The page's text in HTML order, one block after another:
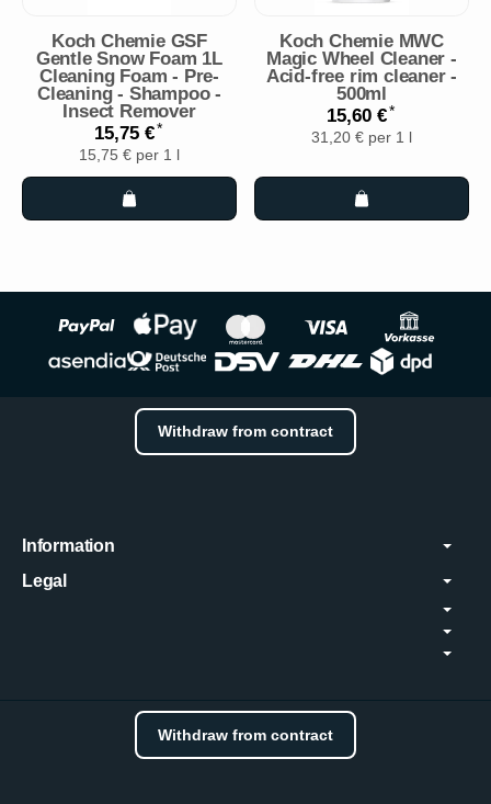
Koch Chemie GSF
Gentle Snow Foam 1L
Cleaning Foam - Pre-
Cleaning - Shampoo -
Insect Remover
15,75 €*
15,75 € per 1 l
Koch Chemie MWC
Magic Wheel Cleaner -
Acid-free rim cleaner -
500ml
15,60 €*
31,20 € per 1 l
Withdraw from contract
Information
Legal
Withdraw from contract